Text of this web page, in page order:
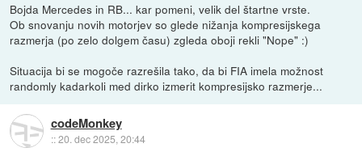
Bojda Mercedes in RB... kar pomeni, velik del štartne vrste.
Ob snovanju novih motorjev so glede nižanja kompresijskega
razmerja (po zelo dolgem času) zgleda oboji rekli "Nope" :)
Situacija bi se mogoče razrešila tako, da bi FIA imela možnost
randomly kadarkoli med dirko izmerit kompresijsko razmerje...
codeMonkey
::20. dec 2025, 20:44